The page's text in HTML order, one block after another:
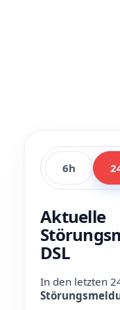
6h
Aktuelle
DSL
In den letzten